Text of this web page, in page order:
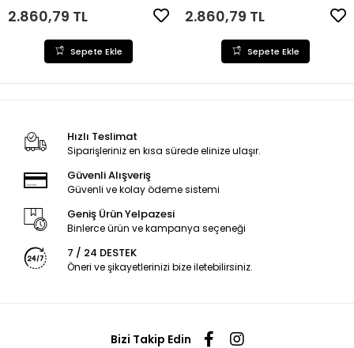
2.860,79 TL
Sepete Ekle
2.860,79 TL
Sepete Ekle
Hızlı Teslimat
Siparişleriniz en kısa sürede elinize ulaşır.
Güvenli Alışveriş
Güvenli ve kolay ödeme sistemi
Geniş Ürün Yelpazesi
Binlerce ürün ve kampanya seçeneği
7 / 24 DESTEK
Öneri ve şikayetlerinizi bize iletebilirsiniz.
Bizi Takip Edin